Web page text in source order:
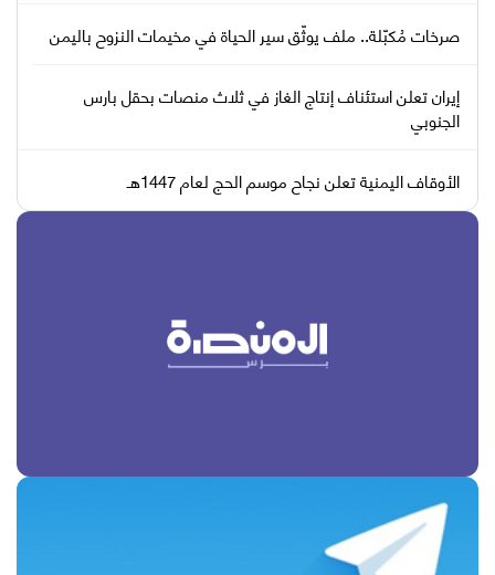
صرخات مُكبّلة.. ملف يوثّق سير الحياة في مخيمات النزوح باليمن
إيران تعلن استئناف إنتاج الغاز في ثلاث منصات بحقل بارس
الجنوبي
الأوقاف اليمنية تعلن نجاح موسم الحج لعام 1447هـ